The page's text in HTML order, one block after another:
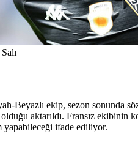
Beyazlı ekip, sezon sonunda
aktarıldı. Fransız
yapabileceği ifade ediliyor.